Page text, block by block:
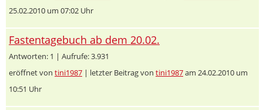
25.02.2010 um 07:02 Uhr
Fastentagebuch ab dem 20.02.
Antworten: 1 | Aufrufe: 3.931
eröffnet von tini1987 | letzter Beitrag von tini1987am 24.02.2010 um
10:51 Uhr